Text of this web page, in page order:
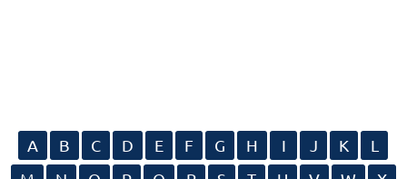
A B C D E F G H I J K
L